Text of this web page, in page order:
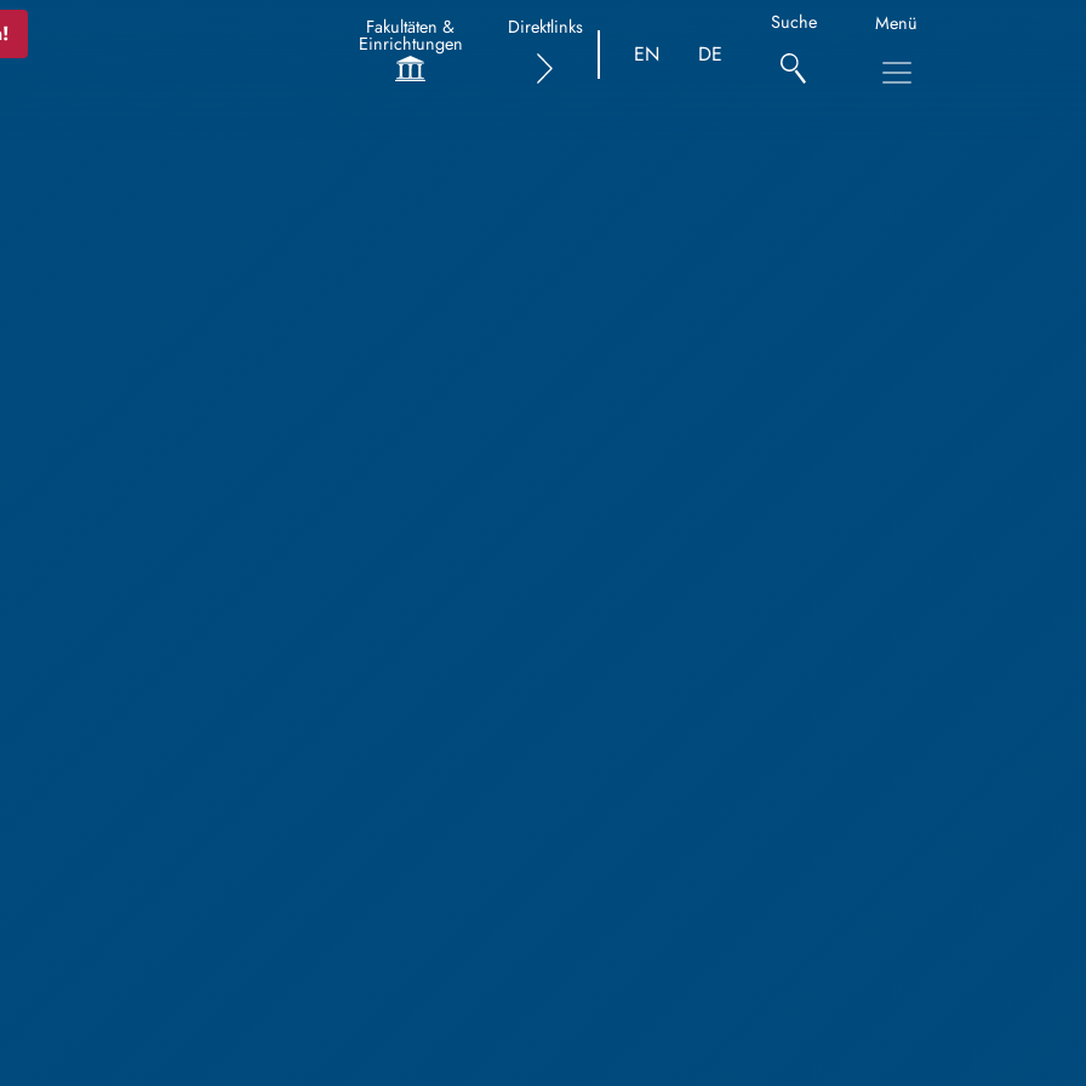
Fakultäten &
Einrichtungen
Direktlinks
EN DE
Suche Menü